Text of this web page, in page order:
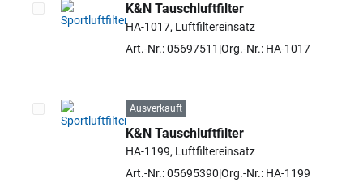
Artikel auswählen
K&N Tauschluftfilter
HA-1017, Luftfiltereinsatz
Art.-Nr.: 05697511 Org.-Nr.: HA-1017
Artikel auswählen
Ausverkauft
K&N Tauschluftfilter
HA-1199, Luftfiltereinsatz
Art.-Nr.: 05695390 Org.-Nr.: HA-1199